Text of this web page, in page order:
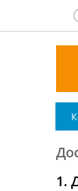
1.